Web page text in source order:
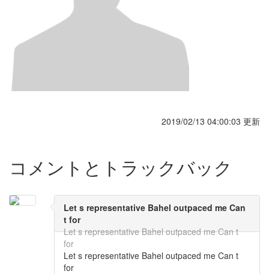
2019/02/13 04:00:03 更新
コメントとトラックバック
Let s representative Bahel outpaced me Can
t for
Let s representative Bahel outpaced me Can t
for
Let s representative Bahel outpaced me Can t
for